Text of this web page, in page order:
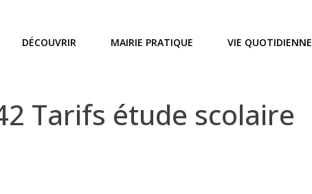
DÉCOUVRIR MAIRIE PRATIQUE VIE QUOTIDIENNE
Tarifs étude scolaire